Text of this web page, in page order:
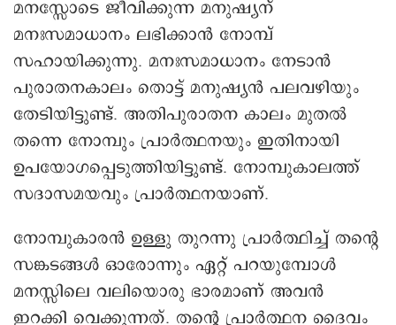
മനസ്സോടെ ജീവിക്കുന്ന മനുഷ്യന്
മനഃസമാധാനം ലഭിക്കാൻ നോമ്പ്
സഹായിക്കുന്നു. മനഃസമാധാനം നേടാൻ
പുരാതനകാലം തൊട്ട് മനുഷ്യൻ പലവഴിയും
തേടിയിട്ടുണ്ട്. അതിപുരാതന കാലം മുതൽ
തന്നെ നോമ്പും പ്രാർത്ഥനയും ഇതിനായി
ഉപയോഗപ്പെടുത്തിയിട്ടുണ്ട്. നോമ്പുകാലത്ത്
സദാസമയവും പ്രാർത്ഥനയാണ്.
നോമ്പുകാരൻ ഉള്ളു തുറന്നു പ്രാര്‍ത്ഥിച്ച് തന്റെ
സങ്കടങ്ങൾ ഓരോന്നും ഏറ്റ് പറയുമ്പോൾ
മനസ്സിലെ വലിയൊരു ഭാരമാണ് അവൻ
ഇറക്കി വെക്കുന്നത്. തന്റെ പ്രാർത്ഥന ദൈവം